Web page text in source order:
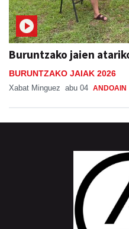
Buruntzako jaien
BURUNTZAKO JAIAK 2026
Xabat Minguez abu 04 ANDOAIN